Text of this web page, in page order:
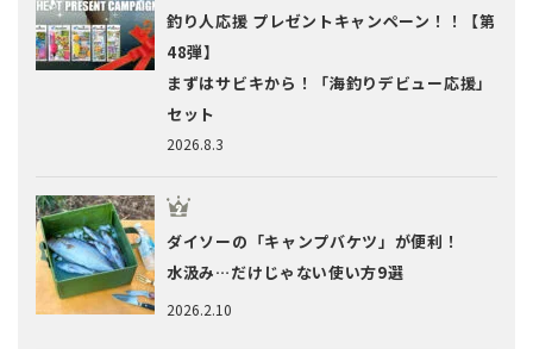
2026.8.3
釣り人応援 プレゼントキャンペーン！！【第
48弾】
まずはサビキから！「海釣りデビュー応援」
セット
2026.2.10
ダイソーの「キャンプバケツ」が便利！
水汲み…だけじゃない使い方9選